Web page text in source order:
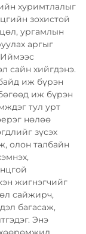
хуримтлалыг
зохистой
ургамлын
аргыг
Иймээс
сайн хийгдэнэ.
иж бүрэн
иж бүрэн
тул урт
нөлөө
зүсэх
олон талбайн
жигнэгчийг
сайжирч,
багасаж,
Энэ